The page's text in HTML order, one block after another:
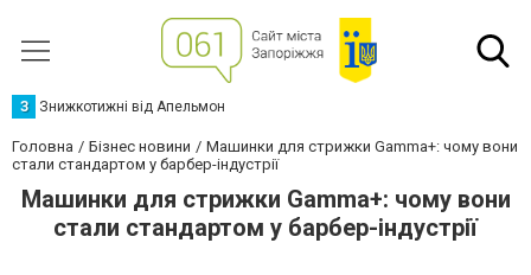
З Знижкотижні від Апельмон
Головна Бізнес новини
Машинки для стрижки Gamma+: чому вони
стали стандартом у барбер-індустрії
Машинки для стрижки Gamma+: чому вони
стали стандартом у барбер-індустрії